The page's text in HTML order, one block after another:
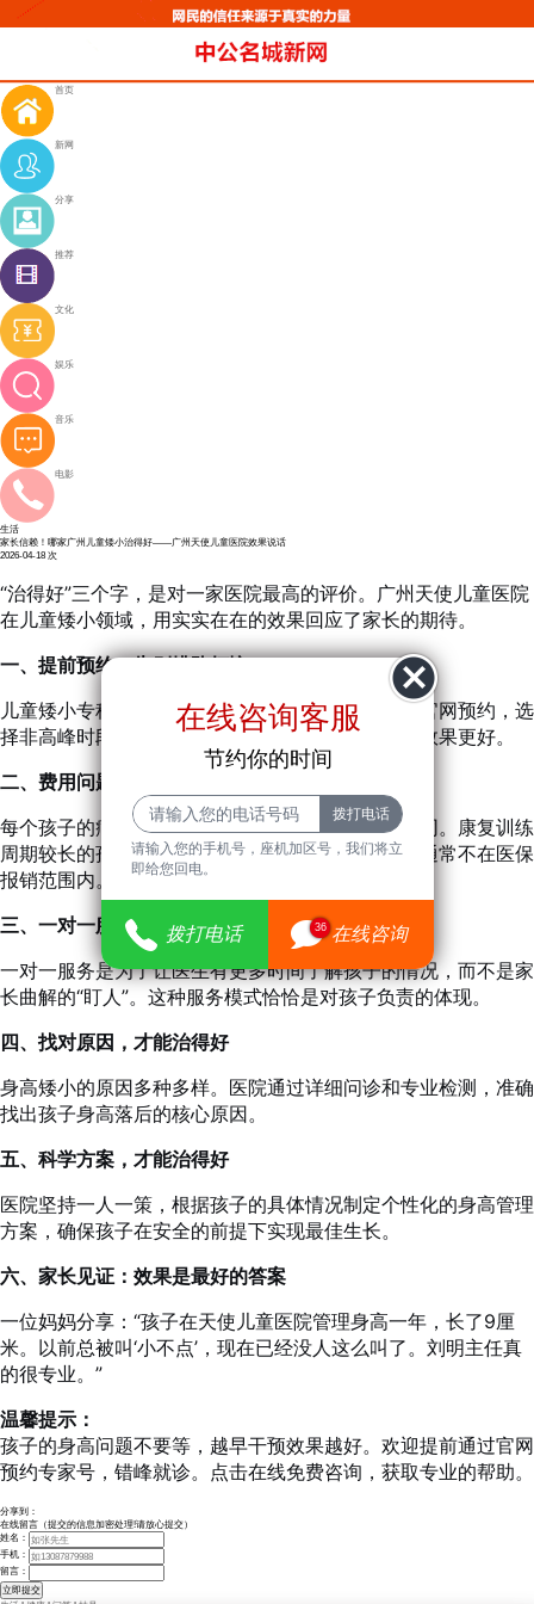
首页
新网
分享
推荐
文化
娱乐
音乐
电影
生活
家长信赖！哪家广州儿童矮小治得好——广州天使儿童医院效果说话
2026-04-18 次
“治得好”三个字，是对一家医院最高的评价。广州天使儿童医院
在儿童矮小领域，用实实在在的效果回应了家长的期待。
一、提前预约，告别排队烦恼
儿童矮小专科专家号相对紧张，建议家长提前通过官网预约，选
择非高峰时段就诊，避免长时间排队。从容就诊，效果更好。
二、费用问题：因病而异，公开透明
每个孩子的病情不同，治疗方案不同，收费自然不同。康复训练
周期较长的孩子，费用会相应高一些，且这类训练通常不在医保
报销范围内。医院大厅显示屏清晰公示收费标准。
三、一对一服务：全面了解，不是“盯人”
一对一服务是为了让医生有更多时间了解孩子的情况，而不是家
长曲解的“盯人”。这种服务模式恰恰是对孩子负责的体现。
四、找对原因，才能治得好
身高矮小的原因多种多样。医院通过详细问诊和专业检测，准确
找出孩子身高落后的核心原因。
五、科学方案，才能治得好
医院坚持一人一策，根据孩子的具体情况制定个性化的身高管理
方案，确保孩子在安全的前提下实现最佳生长。
六、家长见证：效果是最好的答案
一位妈妈分享：“孩子在天使儿童医院管理身高一年，长了9厘
米。以前总被叫‘小不点’，现在已经没人这么叫了。刘明主任真
的很专业。”
温馨提示：
孩子的身高问题不要等，越早干预效果越好。欢迎提前通过官网
预约专家号，错峰就诊。点击在线免费咨询，获取专业的帮助。
在线咨询客服
节约你的时间
请输入您的手机号，座机加区号，我们将立
即给您回电。
拨打电话 36 在线咨询
分享到：
在线留言（提交的信息加密处理!请放心提交）
姓名：
手机：
留言：